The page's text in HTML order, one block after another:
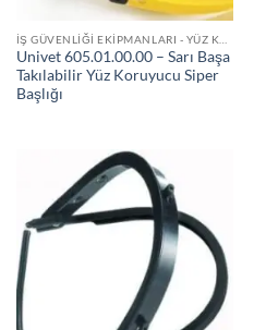
Univet 605.01.00.00 – Sarı Başa
Takılabilir Yüz Koruyucu Siper
Başlığı